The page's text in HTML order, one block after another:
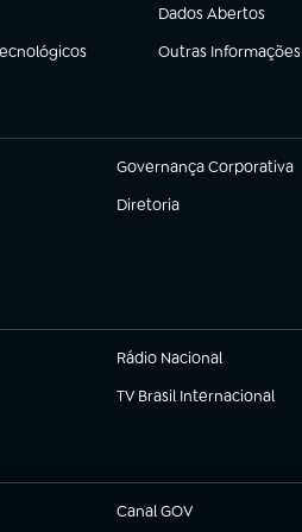
Dados Abertos
(abre em nova aba)
Outras Informações
(abre em nova aba)
Governança Corporativa
(abre em nova aba)
Diretoria
(abre em nova aba)
Rádio Nacional
TV Brasil Internacional
(abre em nova aba)
Canal GOV
(abre em nova aba)